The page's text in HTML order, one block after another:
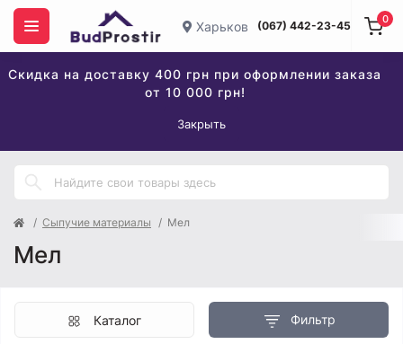
Харьков (067) 442-23-45
Скидка на доставку 400 грн при оформлении заказа
от 10 000 грн!
Закрыть
0
Сыпучие материалы Мел
Мел
Фильтр
Каталог